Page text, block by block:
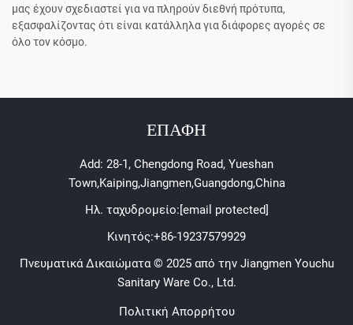
μας έχουν σχεδιαστεί για να πληρούν διεθνή πρότυπα,
εξασφαλίζοντας ότι είναι κατάλληλα για διάφορες αγορές σε
όλο τον κόσμο.
ΕΠΑΦΗ
Add: 28-1, Chengdong Road, Yueshan
Town,Kaiping,Jiangmen,Guangdong,China
Ηλ. ταχυδρομείο: [email protected]
Κινητός:+86-19237579929
Πνευματικά Δικαιώματα © 2025 από την Jiangmen Youchu
Sanitary Ware Co., Ltd.
Πολιτική Απορρήτου